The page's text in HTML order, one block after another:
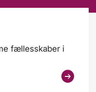
fællesskaber i